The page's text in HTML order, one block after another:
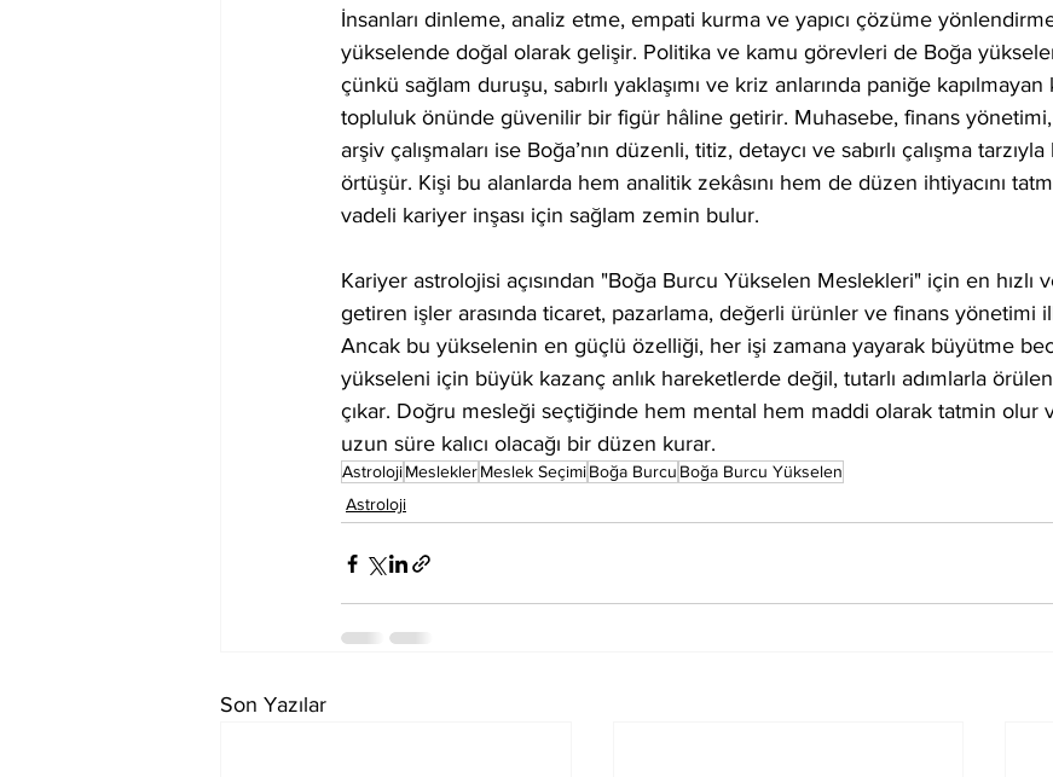
İnsanları dinleme, analiz etme, empati kurma ve yapıcı çözüme
yükselende doğal olarak gelişir. Politika ve kamu görevleri de Boğa
çünkü sağlam duruşu, sabırlı yaklaşımı ve kriz anlarında paniğe
topluluk önünde güvenilir bir figür hâline getirir. Muhasebe, finans
arşiv çalışmaları ise Boğa’nın düzenli, titiz, detaycı ve sabırlı çalışma
örtüşür. Kişi bu alanlarda hem analitik zekâsını hem de düzen ihtiyacını
vadeli kariyer inşası için sağlam zemin bulur.
Kariyer astrolojisi açısından "Boğa Burcu Yükselen Meslekleri" için en hızlı
getiren işler arasında ticaret, pazarlama, değerli ürünler ve finans yönetimi
Ancak bu yükselenin en güçlü özelliği, her işi zamana yayarak büyütme
yükseleni için büyük kazanç anlık hareketlerde değil, tutarlı adımlarla
çıkar. Doğru mesleği seçtiğinde hem mental hem maddi olarak tatmin olur
uzun süre kalıcı olacağı bir düzen kurar.
AstrolojiMesleklerMeslek SeçimiBoğa Burcu Boğa Burcu Yükselen
Astroloji
Son Yazılar